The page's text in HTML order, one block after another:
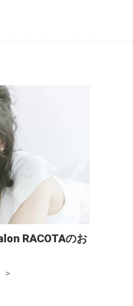
RACOTAのお